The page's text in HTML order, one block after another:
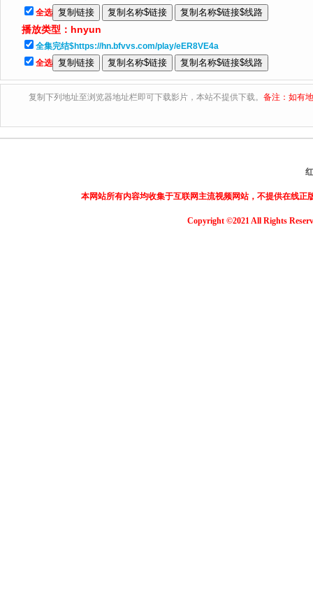
全选
播放类型： hnyun
全集完结$https://hn.bfvvs.com/play/eER8VE4a
全选
复制下列地址至浏览器地址栏即可下载影片，本站不提供下载。 备注：如有
本网站所有内容均收集于互联网主流视频网站，不提供在线
Copyright ©2021 All Rights